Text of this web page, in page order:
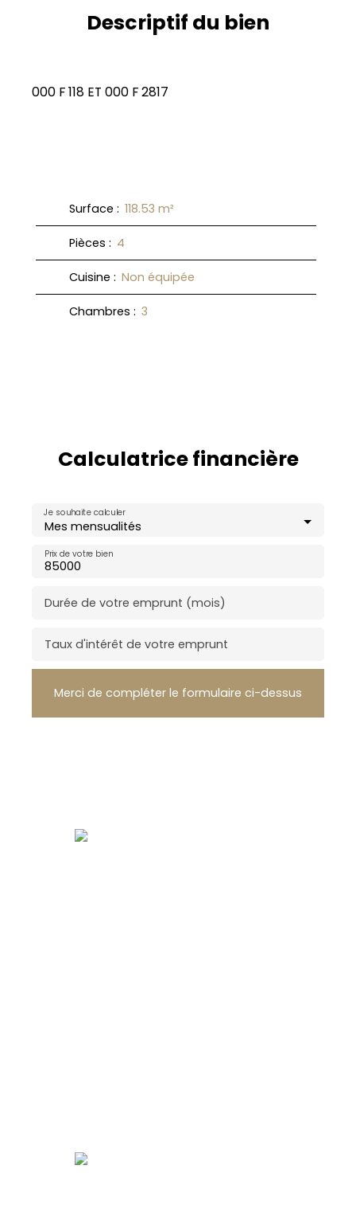
Descriptif du bien
000 F 118 ET 000 F 2817
Surface : 118.53 m²
Pièces : 4
Cuisine : Non équipée
Chambres : 3
Calculatrice financière
Mes mensualités
Je souhaite calculer
Prix de votre bien
Durée de votre emprunt (mois)
Taux d'intérêt de votre emprunt
Merci de compléter le formulaire ci-dessus